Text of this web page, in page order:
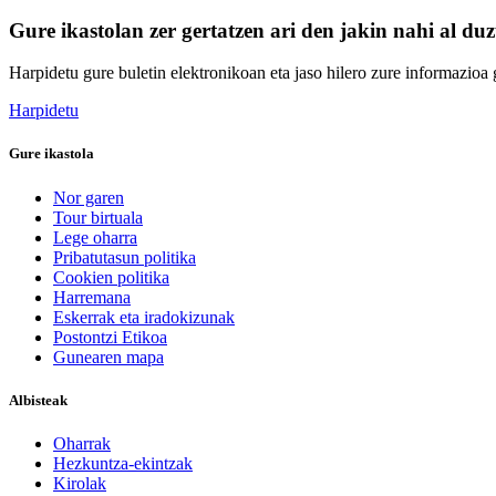
Gure ikastolan zer gertatzen ari den jakin nahi al
Harpidetu gure buletin elektronikoan eta jaso hilero zure informazioa
Harpidetu
Gure ikastola
Nor garen
Tour birtuala
Lege oharra
Pribatutasun politika
Cookien politika
Harremana
Eskerrak eta iradokizunak
Postontzi Etikoa
Gunearen mapa
Albisteak
Oharrak
Hezkuntza-ekintzak
Kirolak